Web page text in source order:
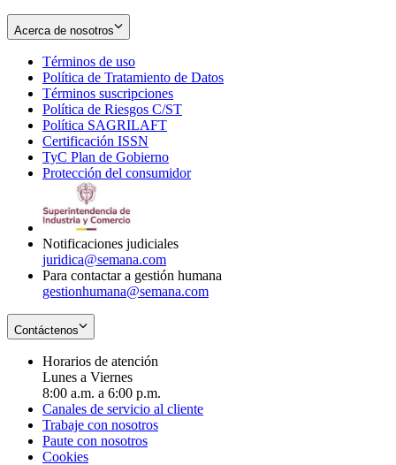
Acerca de nosotros
Términos de uso
in
new
window
Política de Tratamiento de Datos
Términos suscripciones
in
Política de Riesgos C/ST
Política SAGRILAFT
new
window
Certificación ISSN
in
new
TyC Plan de Gobierno
in
Protección del consumidorOpens
Notificaciones judiciales
juridica@semana.com
Para contactar a gestión humana
gestionhumana@semana.com
Contáctenos
Horarios de atención
Lunes a Viernes
8:00 a.m. a 6:00 p.m.
Canales de servicio al cliente
Trabaje con nosotros
Paute con nosotros
Cookies